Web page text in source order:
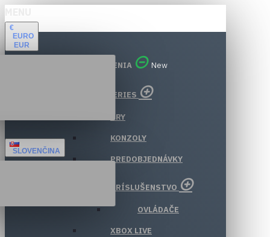
€
EURO
EUR
SLOVENČINA
VŠETKY ODDELENIA New
XBOX SERIES
HRY
KONZOLY
PREDOBJEDNÁVKY
PRÍSLUŠENSTVO
OVLÁDAČE
XBOX LIVE